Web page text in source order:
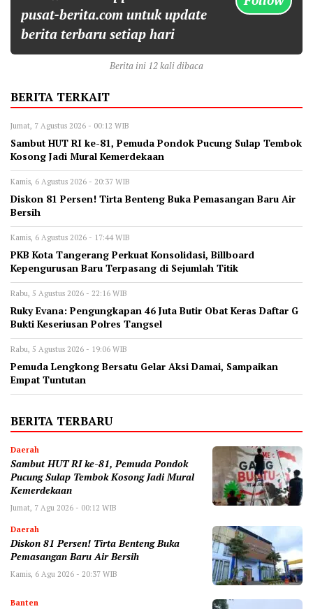
pusat-berita.com untuk update
berita terbaru setiap hari
Berita ini 12 kali dibaca
BERITA TERKAIT
Jumat, 7 Agustus 2026 - 00:12 WIB
Sambut HUT RI ke-81, Pemuda Pondok Pucung Sulap Tembok
Kosong Jadi Mural Kemerdekaan
Kamis, 6 Agustus 2026 - 20:37 WIB
Diskon 81 Persen! Tirta Benteng Buka Pemasangan Baru Air
Bersih
Kamis, 6 Agustus 2026 - 17:44 WIB
‎PKB Kota Tangerang Perkuat Konsolidasi, Billboard
Kepengurusan Baru Terpasang di Sejumlah Titik ‎
Rabu, 5 Agustus 2026 - 22:16 WIB
‎Ruky Evana: Pengungkapan 46 Juta Butir Obat Keras Daftar G
Bukti Keseriusan Polres Tangsel
Rabu, 5 Agustus 2026 - 19:06 WIB
Pemuda Lengkong Bersatu Gelar Aksi Damai, Sampaikan
Empat Tuntutan
BERITA TERBARU
Daerah
Sambut HUT RI ke-81, Pemuda Pondok
Pucung Sulap Tembok Kosong Jadi Mural
Kemerdekaan
Jumat, 7 Agu 2026 - 00:12 WIB
Daerah
Diskon 81 Persen! Tirta Benteng Buka
Pemasangan Baru Air Bersih
Kamis, 6 Agu 2026 - 20:37 WIB
Banten